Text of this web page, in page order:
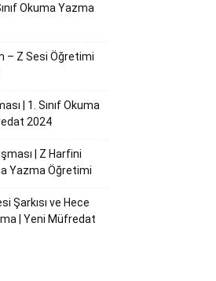
Okuma Yazma
– Z Sesi Öğretimi
| 1. Sınıf Okuma
2024
| Z Harfini
Yazma Öğretimi
Şarkısı ve Hece
| Yeni Müfredat